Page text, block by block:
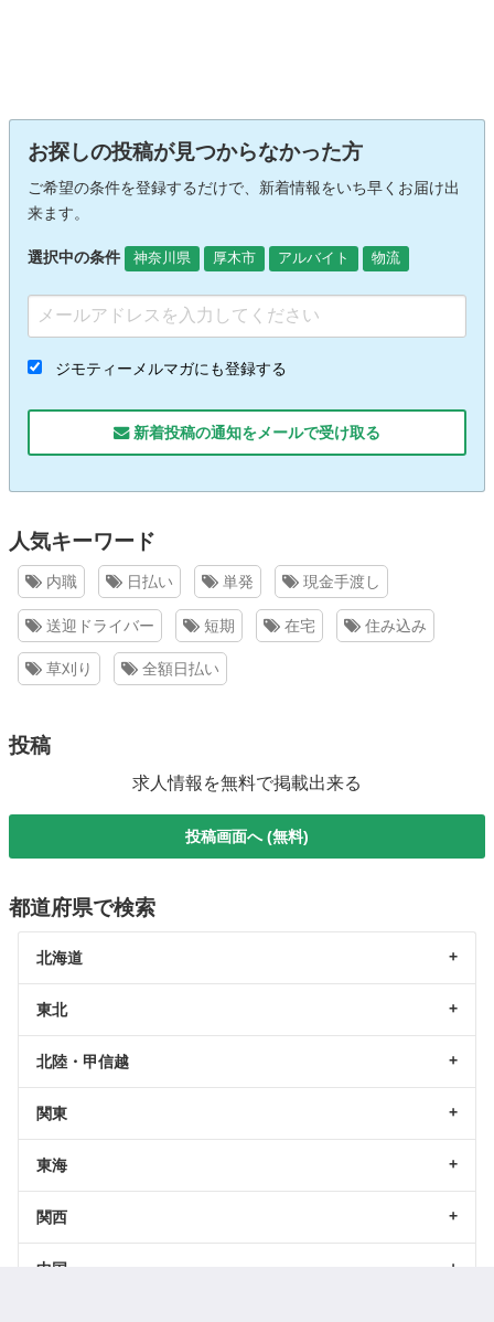
お探しの投稿が見つからなかった方
ご希望の条件を登録するだけで、新着情報をいち早くお届け出
来ます。
選択中の条件 神奈川県 厚木市 アルバイト 物流
ジモティーメルマガにも登録する
新着投稿の通知をメールで受け取る
人気キーワード
内職 日払い 単発 現金手渡し
送迎ドライバー 短期 在宅 住み込み
草刈り 全額日払い
投稿
求人情報を無料で掲載出来る
投稿画面へ (無料)
都道府県で検索
北海道
東北
北陸・甲信越
関東
東海
関西
中国